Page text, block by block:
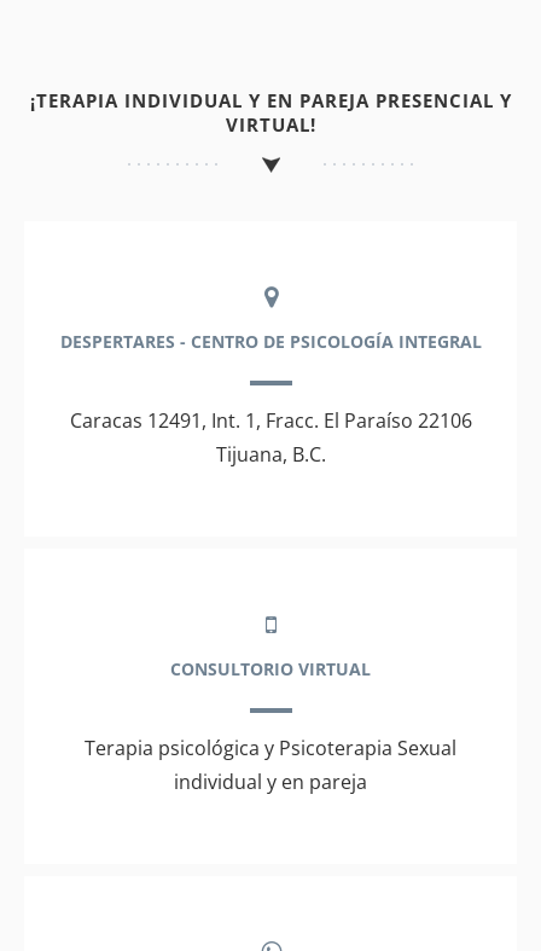
¡TERAPIA INDIVIDUAL Y EN PAREJA PRESENCIAL Y
VIRTUAL!
DESPERTARES - CENTRO DE PSICOLOGÍA INTEGRAL
Caracas 12491, Int. 1, Fracc. El Paraíso 22106
Tijuana, B.C.
CONSULTORIO VIRTUAL
Terapia psicológica y Psicoterapia Sexual
individual y en pareja